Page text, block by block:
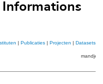
Informations
| Publicaties | Projecten | Datasets
mandje